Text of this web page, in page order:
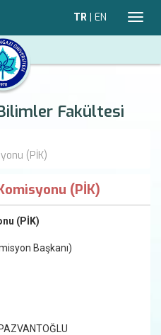
TR | EN
Fakültesi
(PİK)
(PİK)
(PİK)
Başkanı)